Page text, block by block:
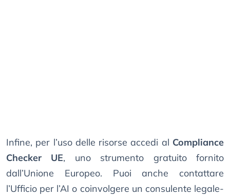
Infine, per l’uso delle risorse accedi al Compliance
Checker UE, uno strumento gratuito fornito
dall’Unione Europeo. Puoi anche contattare
l’Ufficio per l’AI o coinvolgere un consulente legale-